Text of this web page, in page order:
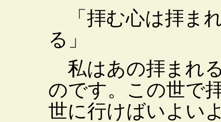
「拝む心は拝ま
る」
私はあの拝まれ
のです。この世で
世に行けばいよい